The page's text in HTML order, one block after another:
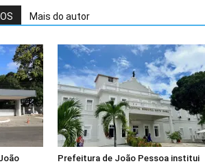
Mais do autor
Prefeitura de João Pessoa institui